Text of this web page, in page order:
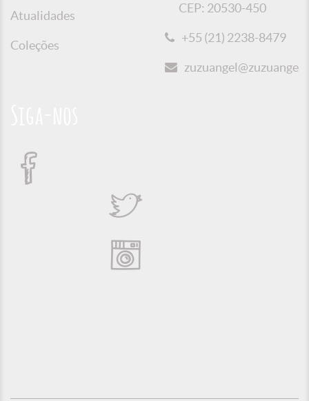
Atualidades
Coleções
CEP: 20530-450
+55 (21) 2238-8479